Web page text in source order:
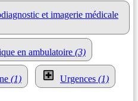
et imagerie médicale
en ambulatoire (3)
(1) Urgences (1)